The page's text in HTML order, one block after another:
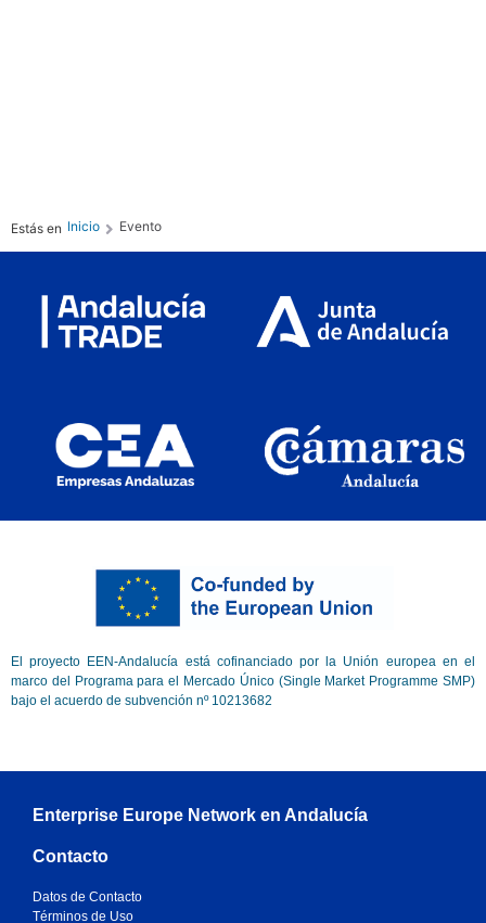
Estás en Inicio Evento
El proyecto EEN-Andalucía está cofinanciado por la Unión europea en el
marco del Programa para el Mercado Único (Single Market Programme SMP)
bajo el acuerdo de subvención nº 10213682
Enterprise Europe Network en Andalucía
Contacto
Datos de Contacto
Términos de Uso